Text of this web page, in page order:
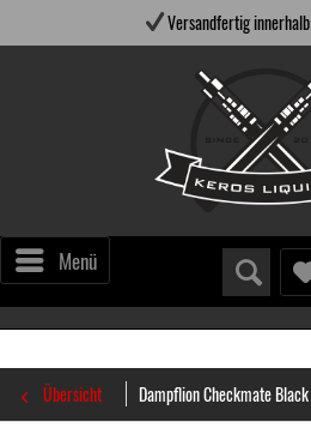
Versandfertig
Menü
Übersicht Dampflion Checkmate